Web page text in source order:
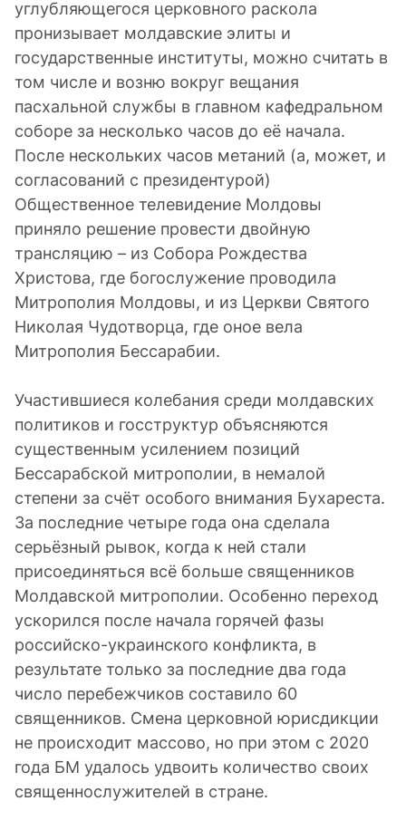
углубляющегося церковного раскола
пронизывает молдавские элиты и
государственные институты, можно считать в
том числе и возню вокруг вещания
пасхальной службы в главном кафедральном
соборе за несколько часов до её начала.
После нескольких часов метаний (а, может, и
согласований с президентурой)
Общественное телевидение Молдовы
приняло решение провести двойную
трансляцию – из Собора Рождества
Христова, где богослужение проводила
Митрополия Молдовы, и из Церкви Святого
Николая Чудотворца, где оное вела
Митрополия Бессарабии.
Участившиеся колебания среди молдавских
политиков и госструктур объясняются
существенным усилением позиций
Бессарабской митрополии, в немалой
степени за счёт особого внимания Бухареста.
За последние четыре года она сделала
серьёзный рывок, когда к ней стали
присоединяться всё больше священников
Молдавской митрополии. Особенно переход
ускорился после начала горячей фазы
российско-украинского конфликта, в
результате только за последние два года
число перебежчиков составило 60
священников. Смена церковной юрисдикции
не происходит массово, но при этом с 2020
года БМ удалось удвоить количество своих
священнослужителей в стране.